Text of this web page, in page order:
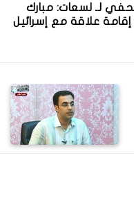
لـ لسعات: مبارك
علاقة مع إسرائيل